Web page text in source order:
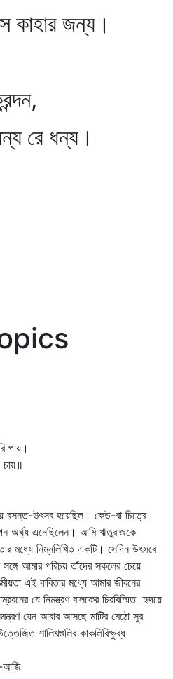
জন্য।
ধন্য।
পায়।
চায়॥
বসন্ত-উৎসব হয়েছিল। কেউ-বা চিত্রে
অর্ঘ্য এনেছিলেন। আমি ঋতুরাজকে
মধ্যে নিম্নলিখিত একটি। সেদিন উৎসবে
আমার পরিচয় তাঁদের সকলের চেয়ে
এই কবিতার মধ্যে আমার জীবনের
যে নিমন্ত্রণ বালকের চিরবিস্মিত হৃদয়ে
যেন আবার আসছে মাটির মেঠো সুর
শালিখগুলির কাকলিবিক্ষুব্ধ
আজি